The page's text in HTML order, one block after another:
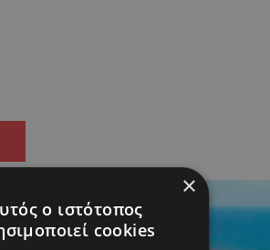
×
ο ιστότοπος
cookies